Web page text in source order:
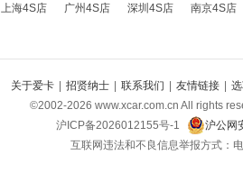
上海4S店 广州4S店 深圳4S店
南京4S店
关于爱卡 | 招贤纳士 | 联系我们 | 友情链接 |
©2002-2026 www.xcar.com.cn All rights
沪ICP备2026012155号-1
沪公网
互联网违法和不良信息举报方式：